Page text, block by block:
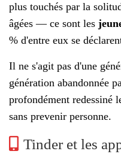
plus touchés par la
âgées — ce sont les
% d'entre eux se
Il ne s'agit pas d'une
génération abandonnée
profondément redessiné
sans prevenir personne.
Tinder et les